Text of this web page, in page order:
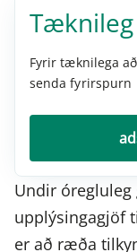
Fyrir tæknilega
senda fyrirspurn
Undir
upplýsingagjöf
er að ræða